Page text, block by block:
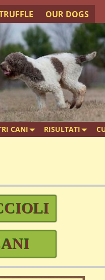
OUR DOGS
CANI RISULTATI